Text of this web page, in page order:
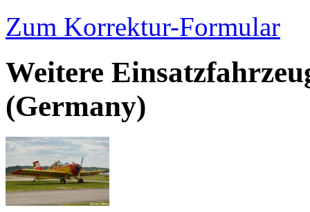
Zum Korrektur-Formular
Weitere
(Germany)